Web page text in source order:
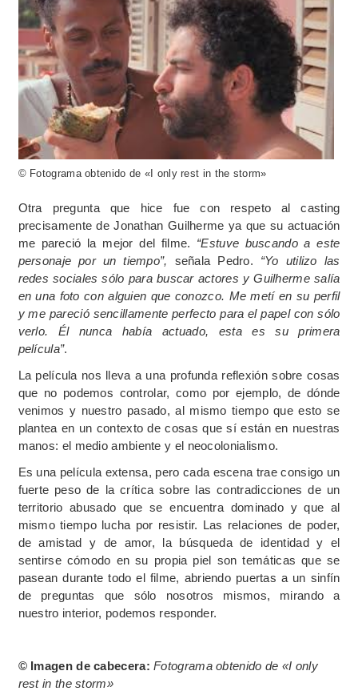
© Fotograma obtenido de «I only rest in the storm»
Otra pregunta que hice fue con respeto al casting
precisamente de Jonathan Guilherme ya que su actuación
me pareció la mejor del filme. “Estuve buscando a este
personaje por un tiempo”, señala Pedro. “Yo utilizo las
redes sociales sólo para buscar actores y Guilherme salía
en una foto con alguien que conozco. Me metí en su perfil
y me pareció sencillamente perfecto para el papel con sólo
verlo. Él nunca había actuado, esta es su primera
película”.
La película nos lleva a una profunda reflexión sobre cosas
que no podemos controlar, como por ejemplo, de dónde
venimos y nuestro pasado, al mismo tiempo que esto se
plantea en un contexto de cosas que sí están en nuestras
manos: el medio ambiente y el neocolonialismo.
Es una película extensa, pero cada escena trae consigo un
fuerte peso de la crítica sobre las contradicciones de un
territorio abusado que se encuentra dominado y que al
mismo tiempo lucha por resistir. Las relaciones de poder,
de amistad y de amor, la búsqueda de identidad y el
sentirse cómodo en su propia piel son temáticas que se
pasean durante todo el filme, abriendo puertas a un sinfín
de preguntas que sólo nosotros mismos, mirando a
nuestro interior, podemos responder.
© Imagen de cabecera:Fotograma obtenido de «I only
rest in the storm»